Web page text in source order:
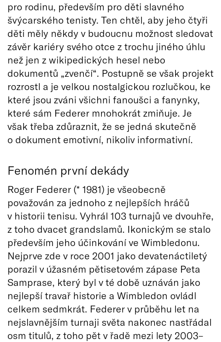
pro rodinu, především pro děti slavného
švýcarského tenisty. Ten chtěl, aby jeho čtyři
děti měly někdy v budoucnu možnost sledovat
závěr kariéry svého otce z trochu jiného úhlu
než jen z wikipedických hesel nebo
dokumentů „zvenčí“. Postupně se však projekt
rozrostl a je velkou nostalgickou rozlučkou, ke
které jsou zváni všichni fanoušci a fanynky,
které sám Federer mnohokrát zmiňuje. Je
však třeba zdůraznit, že se jedná skutečně
o dokument emotivní, nikoliv informativní.
Fenomén první dekády
Roger Federer (* 1981) je všeobecně
považován za jednoho z nejlepších hráčů
v historii tenisu. Vyhrál 103 turnajů ve dvouhře,
z toho dvacet grandslamů. Ikonickým se stalo
především jeho účinkování ve Wimbledonu.
Nejprve zde v roce 2001 jako devatenáctiletý
porazil v úžasném pětisetovém zápase Peta
Samprase, který byl v té době uznáván jako
nejlepší travař historie a Wimbledon ovládl
celkem sedmkrát. Federer v průběhu let na
nejslavnějším turnaji světa nakonec nastřádal
osm titulů, z toho pět v řadě mezi lety 2003–